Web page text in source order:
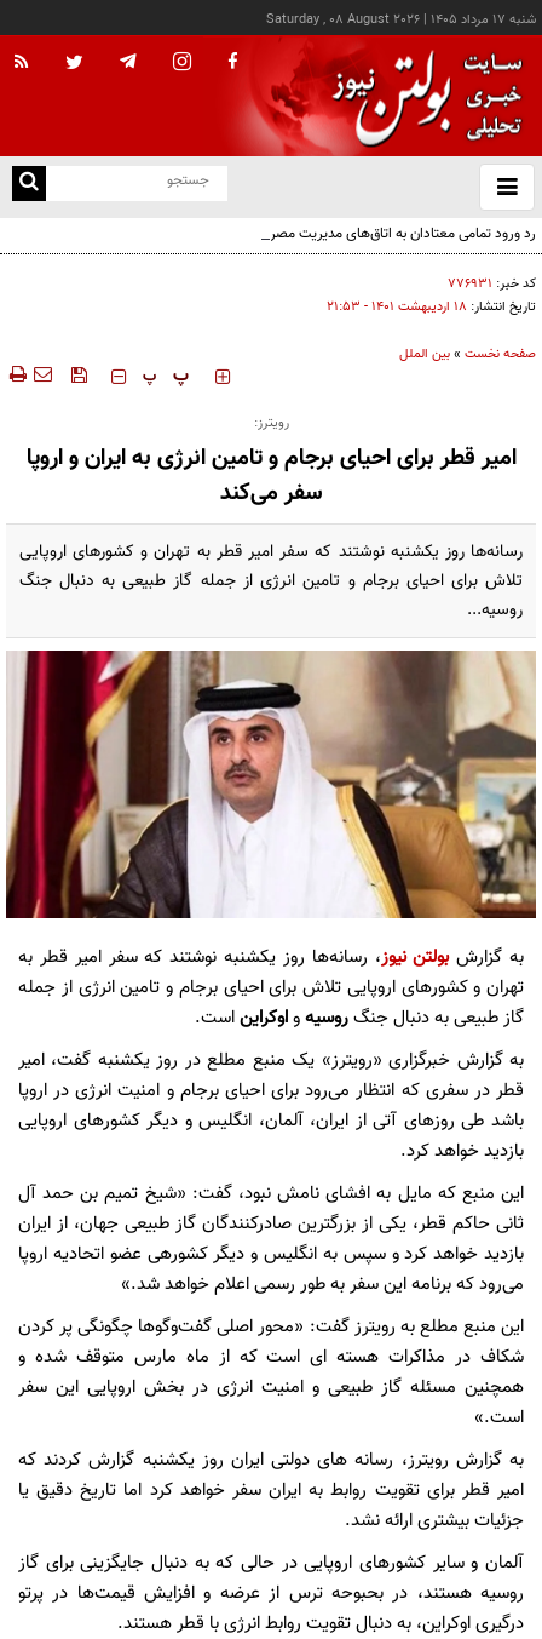
شنبه ۱۷ مرداد ۱۴۰۵ |
Saturday , 08 August 2026
باز
و
رد ورود تمامی معتادان به اتاق‌های مدیریت مصرف؛ شرایط خاص پذیرش
کد خبر: ۷۷۶۹۳۱
تاریخ انتشار: ۱۸ ارديبهشت ۱۴۰۱ - ۲۱:۵۳
صفحه نخست »بین الملل
‍‍‍ پ پ
رویترز:
امیر قطر برای احیای برجام و تامین انرژی به ایران و اروپا
سفر می‌کند
رسانه‌ها روز یکشنبه نوشتند که سفر امیر قطر به تهران و کشورهای اروپایی
تلاش برای احیای برجام و تامین انرژی از جمله گاز طبیعی به دنبال جنگ
روسیه...
به گزارشبولتن نیوز، رسانه‌ها روز یکشنبه نوشتند که سفر امیر قطر به
تهران و کشورهای اروپایی تلاش برای احیای برجام و تامین انرژی از جمله
گاز طبیعی به دنبال جنگروسیهواوکرایناست.
به گزارش خبرگزاری «رویترز» یک منبع مطلع در روز یکشنبه گفت، امیر
قطر در سفری که انتظار می‌رود برای احیای برجام و امنیت انرژی در اروپا
باشد طی روزهای آتی از ایران، آلمان، انگلیس و دیگر کشورهای اروپایی
بازدید خواهد کرد.
این منبع که مایل به افشای نامش نبود، گفت: «شیخ تمیم بن حمد آل
ثانی حاکم قطر، یکی از بزرگترین صادرکنندگان گاز طبیعی جهان، از ایران
بازدید خواهد کرد و سپس به انگلیس و دیگر کشورهی عضو اتحادیه اروپا
می‌رود که برنامه این سفر به طور رسمی اعلام خواهد شد.»
این منبع مطلع به رویترز گفت: «محور اصلی گفت‌وگوها چگونگی پر کردن
شکاف در مذاکرات هسته ای است که از ماه مارس متوقف شده و
همچنین مسئله گاز طبیعی و امنیت انرژی در بخش اروپایی این سفر
است.»
به گزارش رویترز، رسانه های دولتی ایران روز یکشنبه گزارش کردند که
امیر قطر برای تقویت روابط به ایران سفر خواهد کرد اما تاریخ دقیق یا
جزئیات بیشتری ارائه نشد.
آلمان و سایر کشورهای اروپایی در حالی که به دنبال جایگزینی برای گاز
روسیه هستند، در بحبوحه ترس از عرضه و افزایش قیمت‌ها در پرتو
درگیری اوکراین، به دنبال تقویت روابط انرژی با قطر هستند.